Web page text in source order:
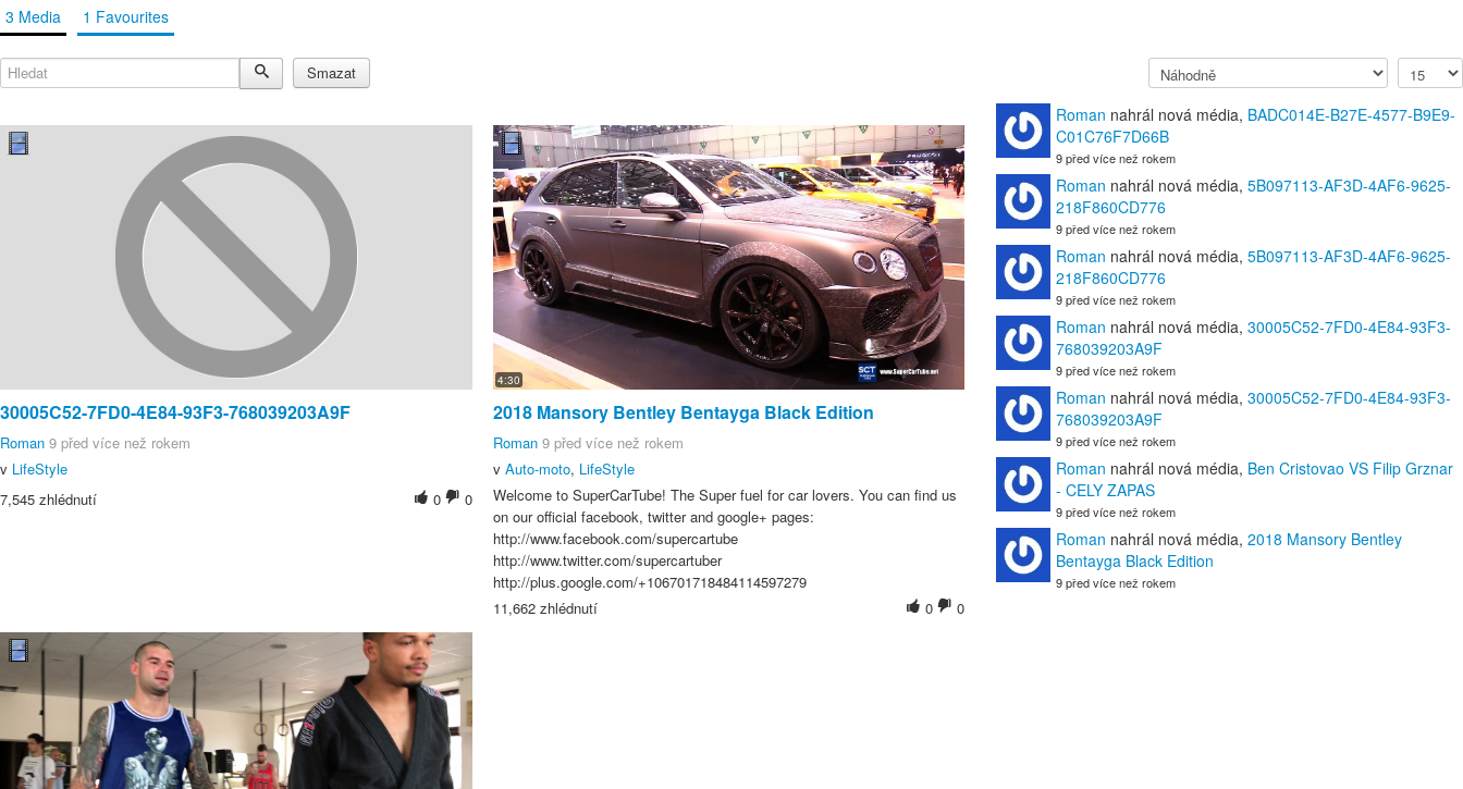
3 Media 1 Favourites
Hledat Smazat
30005C52-7FD0-4E84-93F3-768039203A9F
Roman 9 před více než rokem
v LifeStyle
0
0
7,545 zhlédnutí
4:30
2018 Mansory Bentley Bentayga Black Edition
Roman 9 před více než rokem
v Auto-moto, LifeStyle
Welcome to SuperCarTube! The Super fuel for car lovers. You can find us
on our official facebook, twitter and google+ pages:
http://www.facebook.com/supercartube
http://www.twitter.com/supercartuber
http://plus.google.com/+106701718484114597279
0
0
11,662 zhlédnutí
Roman nahrál nová média, BADC014E-B27E-4577-B9E9-
C01C76F7D66B
9 před více než rokem
Roman nahrál nová média,5B097113-AF3D-4AF6-9625-
218F860CD776
9 před více než rokem
Roman nahrál nová média,5B097113-AF3D-4AF6-9625-
218F860CD776
9 před více než rokem
Roman nahrál nová média,30005C52-7FD0-4E84-93F3-
768039203A9F
9 před více než rokem
Roman nahrál nová média,30005C52-7FD0-4E84-93F3-
768039203A9F
9 před více než rokem
Roman nahrál nová média, Ben Cristovao VS Filip Grznar
- CELY ZAPAS
9 před více než rokem
Roman nahrál nová média,2018 Mansory Bentley
Bentayga Black Edition
9 před více než rokem